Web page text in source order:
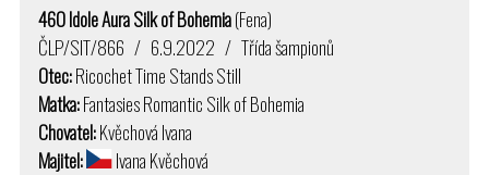
460 Idole Aura Silk of Bohemia(Fena)
ČLP/SIT/866 / 6.9.2022 / Třída šampionů
Otec:Ricochet Time Stands Still
Matka:Fantasies Romantic Silk of Bohemia
Chovatel:Kvěchová Ivana
Majitel:
Ivana Kvěchová